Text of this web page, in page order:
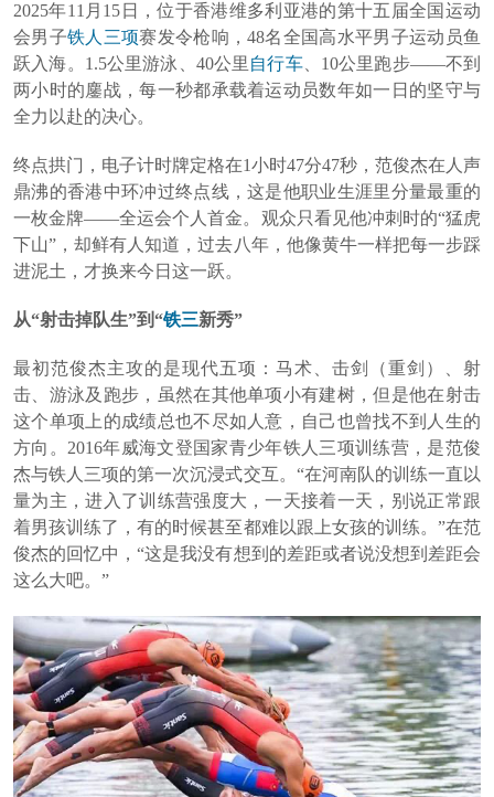
2025年11月15日，位于香港维多利亚港的第十五届全国运动
会男子铁人三项赛发令枪响，48名全国高水平男子运动员鱼
跃入海。1.5公里游泳、40公里 自行车、10公里跑步——不到
两小时的鏖战，每一秒都承载着运动员数年如一日的坚守与
全力以赴的决心。
终点拱门，电子计时牌定格在1小时47分47秒，范俊杰在人声
鼎沸的香港中环冲过终点线，这是他职业生涯里分量最重的
一枚金牌——全运会个人首金。观众只看见他冲刺时的“猛虎
下山”，却鲜有人知道，过去八年，他像黄牛一样把每一步踩
进泥土，才换来今日这一跃。
从“射击掉队生”到“铁三新秀”
最初范俊杰主攻的是现代五项：马术、击剑（重剑）、射
击、游泳及跑步，虽然在其他单项小有建树，但是他在射击
这个单项上的成绩总也不尽如人意，自己也曾找不到人生的
方向。2016年威海文登国家青少年铁人三项训练营，是范俊
杰与铁人三项的第一次沉浸式交互。“在河南队的训练一直以
量为主，进入了训练营强度大，一天接着一天，别说正常跟
着男孩训练了，有的时候甚至都难以跟上女孩的训练。”在范
俊杰的回忆中，“这是我没有想到的差距或者说没想到差距会
这么大吧。”